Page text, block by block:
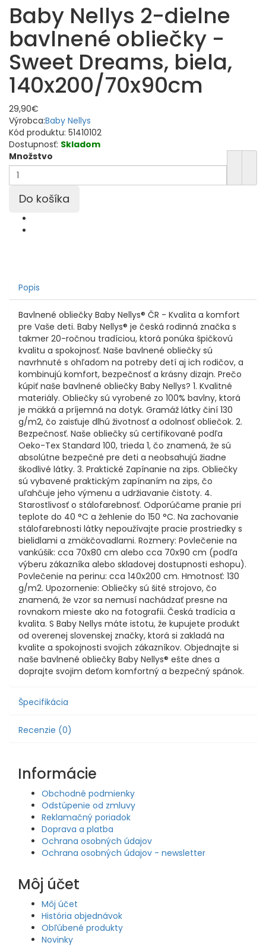
Baby Nellys 2-dielne
bavlnené obliečky -
Sweet Dreams, biela,
140x200/70x90cm
29,90€
Výrobca:Baby Nellys
Kód produktu: 51410102
Dostupnosť: Skladom
Množstvo
Popis
Bavlnené obliečky Baby Nellys® ČR - Kvalita a komfort
pre Vaše deti. Baby Nellys® je česká rodinná značka s
takmer 20-ročnou tradíciou, ktorá ponúka špičkovú
kvalitu a spokojnosť. Naše bavlnené obliečky sú
navrhnuté s ohľadom na potreby detí aj ich rodičov, a
kombinujú komfort, bezpečnosť a krásny dizajn. Prečo
kúpiť naše bavlnené obliečky Baby Nellys? 1. Kvalitné
materiály. Obliečky sú vyrobené zo 100% bavlny, ktorá
je mäkká a príjemná na dotyk. Gramáž látky činí 130
g/m2, čo zaisťuje dlhú životnosť a odolnosť obliečok. 2.
Bezpečnosť. Naše obliečky sú certifikované podľa
Oeko-Tex Standard 100, trieda 1, čo znamená, že sú
absolútne bezpečné pre deti a neobsahujú žiadne
škodlivé látky. 3. Praktické Zapínanie na zips. Obliečky
sú vybavené praktickým zapínaním na zips, čo
uľahčuje jeho výmenu a udržiavanie čistoty. 4.
Starostlivosť o stálofarebnosť. Odporúčame pranie pri
teplote do 40 °C a žehlenie do 150 °C. Na zachovanie
stálofarebnosti látky nepoužívajte pracie prostriedky s
bielidlami a zmäkčovadlami. Rozmery: Povlečenie na
vankúšik: cca 70x80 cm alebo cca 70x90 cm (podľa
výberu zákazníka alebo skladovej dostupnosti eshopu).
Povlečenie na perinu: cca 140x200 cm. Hmotnosť: 130
g/m2. Upozornenie: Obliečky sú šité strojovo, čo
znamená, že vzor sa nemusí nachádzať presne na
rovnakom mieste ako na fotografii. Česká tradícia a
kvalita. S Baby Nellys máte istotu, že kupujete produkt
od overenej slovenskej značky, ktorá si zakladá na
kvalite a spokojnosti svojich zákazníkov. Objednajte si
naše bavlnené obliečky Baby Nellys® ešte dnes a
doprajte svojim deťom komfortný a bezpečný spánok.
Špecifikácia
Recenzie (0)
Informácie
Obchodné podmienky
Odstúpenie od zmluvy
Reklamačný poriadok
Doprava a platba
Ochrana osobných údajov
Ochrana osobných údajov - newsletter
Môj účet
Môj účet
História objednávok
Obľúbené produkty
Novinky